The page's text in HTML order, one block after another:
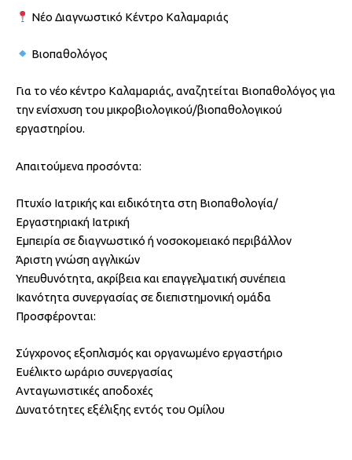
Νέο Διαγνωστικό Κέντρο Καλαμαριάς
Βιοπαθολόγος
Για το νέο κέντρο Καλαμαριάς, αναζητείται Βιοπαθολόγος για
την ενίσχυση του μικροβιολογικού/βιοπαθολογικού
εργαστηρίου.
Απαιτούμενα προσόντα:
Πτυχίο Ιατρικής και ειδικότητα στη Βιοπαθολογία/
Εργαστηριακή Ιατρική
Εμπειρία σε διαγνωστικό ή νοσοκομειακό περιβάλλον
Άριστη γνώση αγγλικών
Υπευθυνότητα, ακρίβεια και επαγγελματική συνέπεια
Ικανότητα συνεργασίας σε διεπιστημονική ομάδα
Προσφέρονται:
Σύγχρονος εξοπλισμός και οργανωμένο εργαστήριο
Ευέλικτο ωράριο συνεργασίας
Ανταγωνιστικές αποδοχές
Δυνατότητες εξέλιξης εντός του Ομίλου